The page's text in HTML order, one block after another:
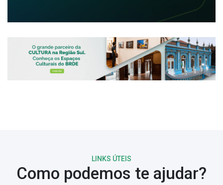
LINKS ÚTEIS
Como podemos te ajudar?